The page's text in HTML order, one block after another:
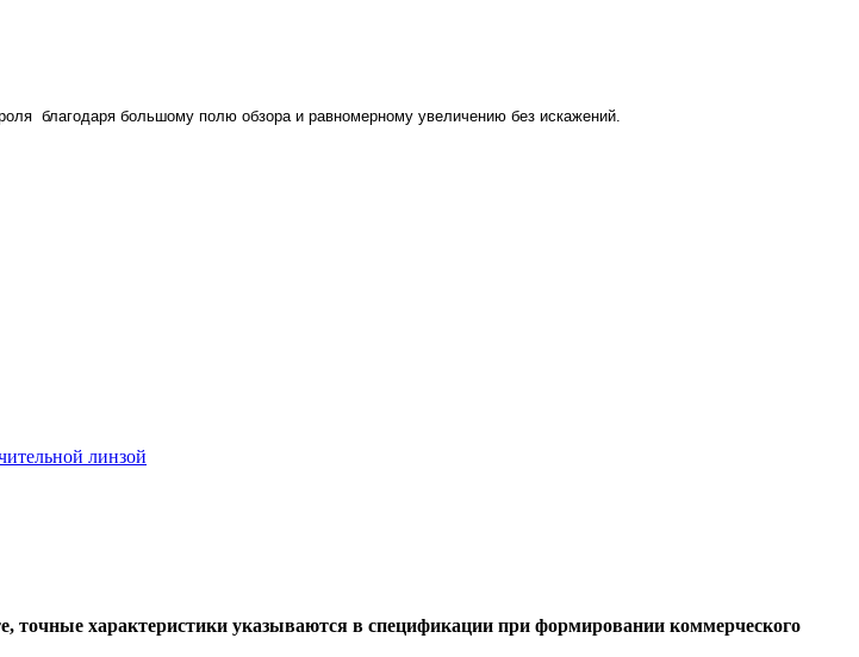
благодаря большому полю обзора и равномерному увеличению без искажений.
линзой
точные характеристики указываются в спецификации при формировании коммерческого